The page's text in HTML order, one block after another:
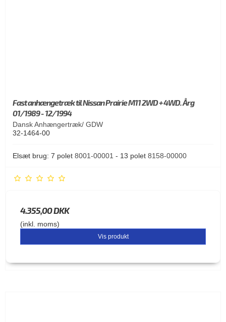
Fast anhængetræk til Nissan Prairie M11 2WD + 4WD. Årg
01/1989 - 12/1994
Dansk Anhængertræk/ GDW
32-1464-00
Elsæt brug: 7 polet 8001-00001 - 13 polet 8158-00000
4.355,00 DKK
(inkl. moms)
Vis produkt